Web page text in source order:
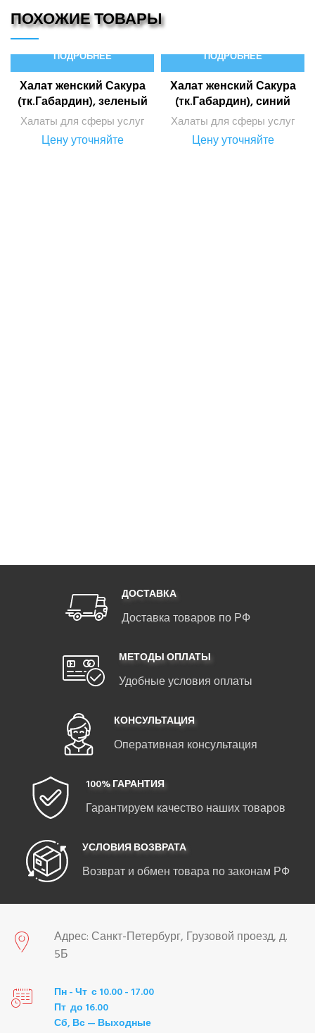
ПОХОЖИЕ ТОВАРЫ
ПОДРОБНЕЕ
Халат женский Сакура
(тк.Габардин), зеленый
Халаты для сферы услуг
Цену уточняйте
ПОДРОБНЕЕ
Халат женский Сакура
(тк.Габардин), синий
Халаты для сферы услуг
Цену уточняйте
ДОСТАВКА
Доставка товаров по РФ
МЕТОДЫ ОПЛАТЫ
Удобные условия оплаты
КОНСУЛЬТАЦИЯ
Оперативная консультация
100% ГАРАНТИЯ
Гарантируем качество наших товаров
УСЛОВИЯ ВОЗВРАТА
Возврат и обмен товара по законам РФ
Адрес: Санкт-Петербург, Грузовой проезд, д.
5Б
Пн - Чт с 10.00 - 17.00
Пт до 16.00
Сб, Вс — Выходные